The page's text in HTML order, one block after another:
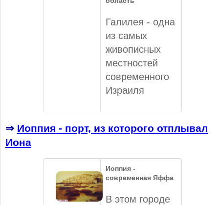
Галилея - одна
из самых
живописных
местностей
современного
Израиля
⇒ Иоппия - порт, из которого отплывал
Иона
Иоппия -
современная Яффа
В этом городе